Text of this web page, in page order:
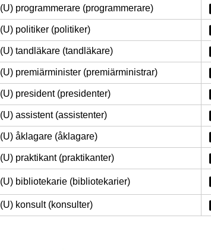
(U) programmerare (programmerare)
(U) politiker (politiker)
(U) tandläkare (tandläkare)
(U) premiärminister (premiärministrar)
(U) president (presidenter)
(U) assistent (assistenter)
(U) åklagare (åklagare)
(U) praktikant (praktikanter)
(U) bibliotekarie (bibliotekarier)
(U) konsult (konsulter)